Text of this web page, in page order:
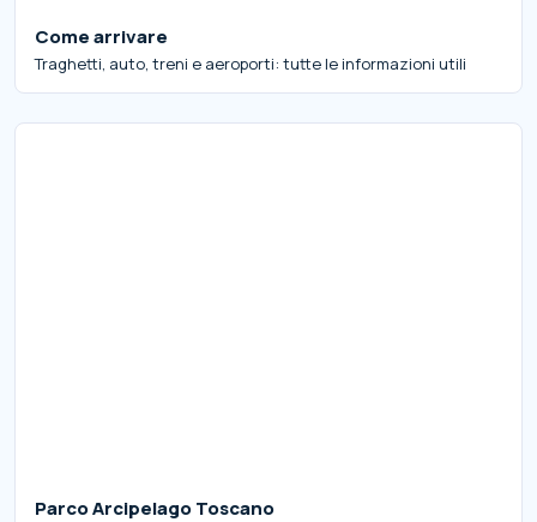
Come arrivare
Traghetti, auto, treni e aeroporti: tutte le informazioni utili
Parco Arcipelago Toscano